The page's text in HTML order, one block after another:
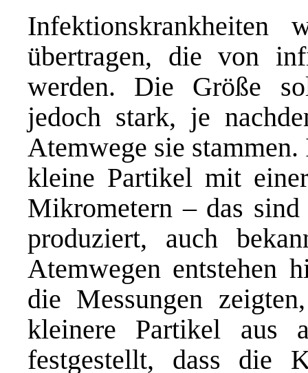
Infektionskrankheiten
übertragen, die von
werden. Die Größe
jedoch stark, je
Atemwege sie
kleine Partikel mit
Mikrometern – das
produziert, auch
Atemwegen entstehen
die Messungen
kleinere Partikel aus
festgestellt, dass die